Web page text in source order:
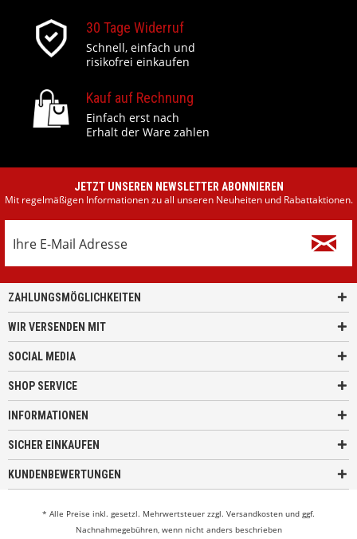
30 Tage Widerruf
Schnell, einfach und
risikofrei einkaufen
Kauf auf Rechnung
Einfach erst nach
Erhalt der Ware zahlen
JETZT UNSEREN NEWSLETTER ABONNIEREN
Mit regelmäßigen Informationen zu all unseren Neuheiten und Rabattaktionen.
ZAHLUNGSMÖGLICHKEITEN
WIR VERSENDEN MIT
SOCIAL MEDIA
SHOP SERVICE
INFORMATIONEN
SICHER EINKAUFEN
KUNDENBEWERTUNGEN
* Alle Preise inkl. gesetzl. Mehrwertsteuer zzgl. Versandkosten und ggf.
Nachnahmegebühren, wenn nicht anders beschrieben